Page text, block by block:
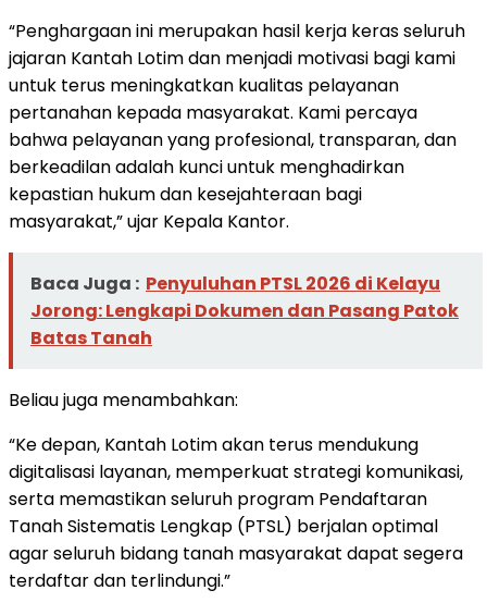
“Penghargaan ini merupakan hasil kerja keras seluruh
jajaran Kantah Lotim dan menjadi motivasi bagi kami
untuk terus meningkatkan kualitas pelayanan
pertanahan kepada masyarakat. Kami percaya
bahwa pelayanan yang profesional, transparan, dan
berkeadilan adalah kunci untuk menghadirkan
kepastian hukum dan kesejahteraan bagi
masyarakat,” ujar Kepala Kantor.
Baca Juga : Penyuluhan PTSL 2026 di Kelayu
Jorong: Lengkapi Dokumen dan Pasang Patok
Batas Tanah
Beliau juga menambahkan:
“Ke depan, Kantah Lotim akan terus mendukung
digitalisasi layanan, memperkuat strategi komunikasi,
serta memastikan seluruh program Pendaftaran
Tanah Sistematis Lengkap (PTSL) berjalan optimal
agar seluruh bidang tanah masyarakat dapat segera
terdaftar dan terlindungi.”